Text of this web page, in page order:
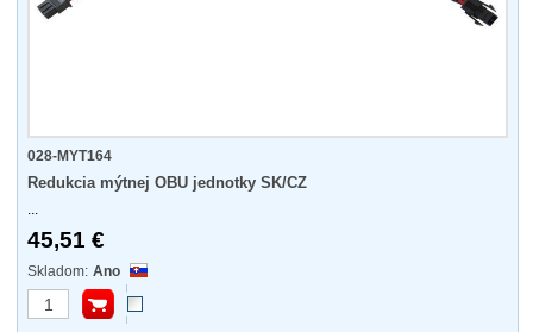
028-MYT164
Redukcia mýtnej OBU jednotky SK/CZ
...
45,51 €
Ano